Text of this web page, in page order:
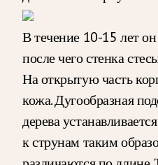
В течение 10-15 лет
после чего стенка
На открытую часть
кожа. Дугообразная
дерева
к струнам таким